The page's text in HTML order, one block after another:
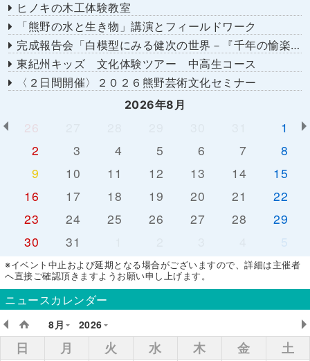
ヒノキの木工体験教室
「熊野の水と生き物」講演とフィールドワーク
完成報告会「白模型にみる健次の世界－『千年の愉楽』『奇蹟』より－」
東紀州キッズ 文化体験ツアー 中高生コース
〈２日間開催〉２０２６熊野芸術文化セミナー
2026年8月
26
1
2
3 4 5 6 7
8
9
10 11 12 13 14
15
16
17 18 19 20 21
22
23
24 25 26 27 28
29
30
31 5
※イベント中止および延期となる場合がございますので、詳細は主催者
へ直接ご確認頂きますようお願い申し上げます。
ニュースカレンダー
8月
2026
日 月 火 水 木 金
土